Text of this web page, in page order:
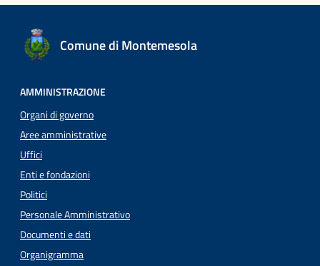
Comune di Montemesola
AMMINISTRAZIONE
Organi di governo
Aree amministrative
Uffici
Enti e fondazioni
Politici
Personale Amministrativo
Documenti e dati
Organigramma